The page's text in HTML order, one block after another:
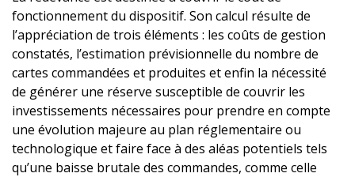
fonctionnement du dispositif. Son calcul résulte de
l’appréciation de trois éléments : les coûts de gestion
constatés, l’estimation prévisionnelle du nombre de
cartes commandées et produites et enfin la nécessité
de générer une réserve susceptible de couvrir les
investissements nécessaires pour prendre en compte
une évolution majeure au plan réglementaire ou
technologique et faire face à des aléas potentiels tels
qu’une baisse brutale des commandes, comme celle